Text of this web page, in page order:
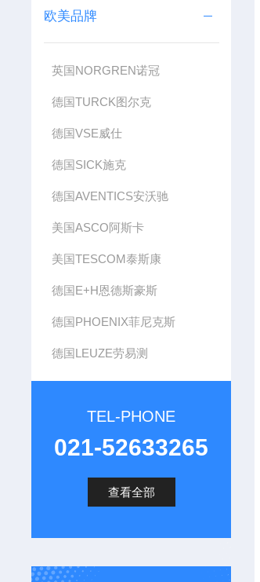
欧美品牌
英国NORGREN诺冠
德国TURCK图尔克
德国VSE威仕
德国SICK施克
德国AVENTICS安沃驰
美国ASCO阿斯卡
美国TESCOM泰斯康
德国E+H恩德斯豪斯
德国PHOENIX菲尼克斯
德国LEUZE劳易测
TEL-PHONE
021-52633265
查看全部